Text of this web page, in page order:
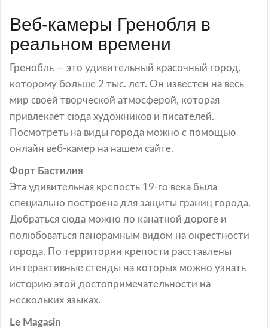
Веб-камеры Гренобля в
реальном времени
Гренобль — это удивительный красочный город,
которому больше 2 тыс. лет. Он известен на весь
мир своей творческой атмосферой, которая
привлекает сюда художников и писателей.
Посмотреть на виды города можно с помощью
онлайн веб-камер на нашем сайте.
Форт Бастилия
Эта удивительная крепость 19-го века была
специально построена для защиты границ города.
Добраться сюда можно по канатной дороге и
полюбоваться панорамным видом на окрестности
города. По территории крепости расставлены
интерактивные стенды на которых можно узнать
историю этой достопримечательности на
нескольких языках.
Le Magasin